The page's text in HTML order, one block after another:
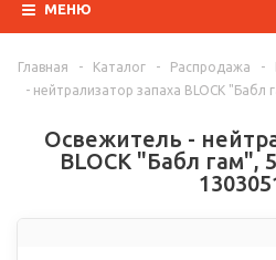
МЕНЮ
Главная - Каталог - Распродажа -
- нейтрализатор запаха BLOCK "Бабл
Освежитель -
BLOCK "Бабл гам",